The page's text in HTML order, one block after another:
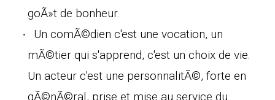
goÃ»t de bonheur.
Un comÃ©dien c'est une vocation, un
mÃ©tier qui s'apprend, c'est un choix de vie.
Un acteur c'est une personnalitÃ©, forte en
gÃ©nÃ©ral, prise et mise au service du